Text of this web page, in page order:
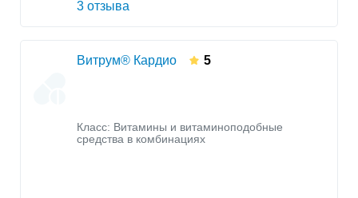
3 отзыва
Витрум® Кардио 5
Класс: Витамины и витаминоподобные
средства в комбинациях